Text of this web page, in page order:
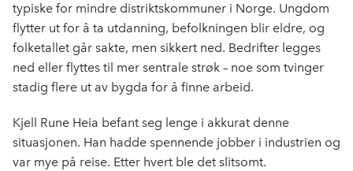
o
o
k
d
I
n
t
typiske for mindre distriktskommuner i Norge. Ungdom
flytter ut for å ta utdanning, befolkningen blir eldre, og
folketallet går sakte, men sikkert ned. Bedrifter legges
ned eller flyttes til mer sentrale strøk – noe som tvinger
stadig flere ut av bygda for å finne arbeid.
Kjell Rune Heia befant seg lenge i akkurat denne
situasjonen. Han hadde spennende jobber i industrien og
var mye på reise. Etter hvert ble det slitsomt.